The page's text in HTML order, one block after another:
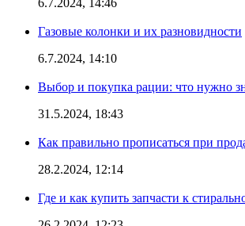
Газовые колонки и их разновидности
6.7.2024, 14:10
Выбор и покупка рации: что нужно
31.5.2024, 18:43
Как правильно прописаться при
28.2.2024, 12:14
Где и как купить запчасти к